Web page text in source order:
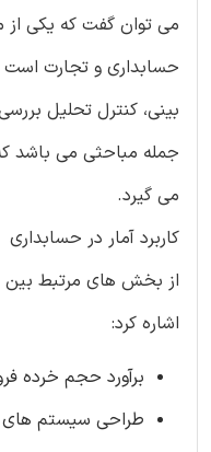
می توان گفت که یکی از
حسابداری و تجارت است
بینی، کنترل تحلیل
جمله مباحثی می باشد
می گیرد.
کاربرد آمار در حسابداری
از بخش های مرتبط بین
اشاره کرد:
برآورد حجم خرده
طراحی سیستم های